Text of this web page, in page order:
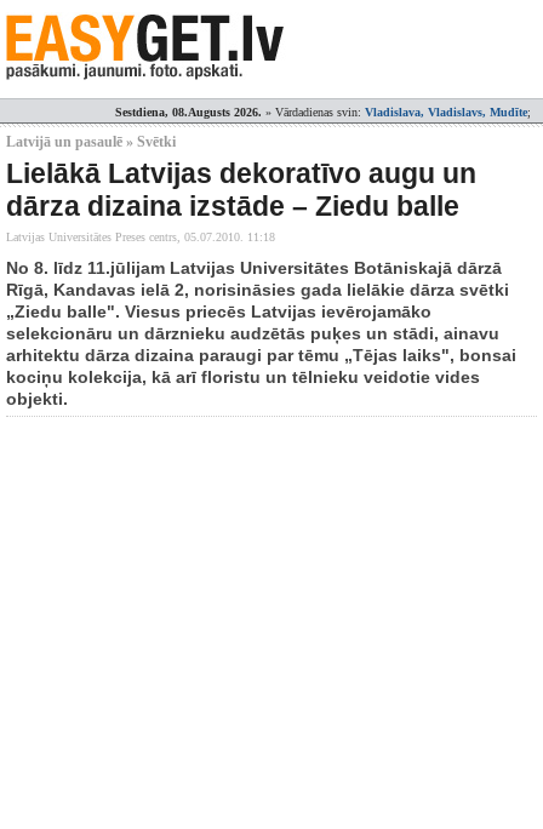
Sestdiena, 08.Augusts 2026. » Vārdadienas svin: Vladislava, Vladislavs, Mudīte;
Latvijā un pasaulē » Svētki
Lielākā Latvijas dekoratīvo augu un
dārza dizaina izstāde – Ziedu balle
Latvijas Universitātes Preses centrs, 05.07.2010. 11:18
No 8. līdz 11.jūlijam Latvijas Universitātes Botāniskajā dārzā
Rīgā, Kandavas ielā 2, norisināsies gada lielākie dārza svētki
„Ziedu balle". Viesus priecēs Latvijas ievērojamāko
selekcionāru un dārznieku audzētās puķes un stādi, ainavu
arhitektu dārza dizaina paraugi par tēmu „Tējas laiks", bonsai
kociņu kolekcija, kā arī floristu un tēlnieku veidotie vides
objekti.